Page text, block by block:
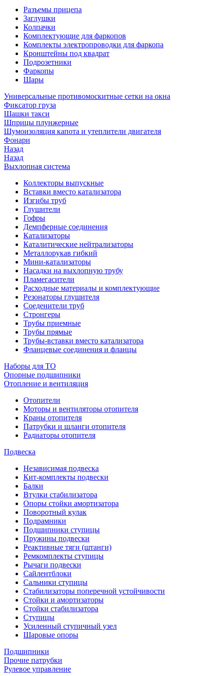
Разъемы прицепа
Заглушки
Колпачки
Комплектующие для фаркопов
Комплекты электропроводки для фаркопа
Кронштейны под квадрат
Подрозетники
Фаркопы
Шары
Универсальные противомоскитные сетки на окна
Фиксатор груза
Шашки такси
Шприцы плунжерные
Шумоизоляция капота и утеплители двигателя
Фонари
Назад
Назад
Выхлопная система
Коллекторы выпускные
Вставки вместо катализатора
Изгибы труб
Глушители
Гофры
Демпферные соединения
Катализаторы
Каталитические нейтрализаторы
Металлорукав гибкий
Мини-катализаторы
Насадки на выхлопную трубу
Пламегасители
Расходные материалы и комплектующие
Резонаторы глушителя
Соеденители труб
Стронгеры
Трубы приемные
Трубы прямые
Трубы-вставки вместо катализатора
Фланцевые соединения и фланцы
Наборы для ТО
Опорные подшипники
Отопление и вентиляция
Отопители
Моторы и вентиляторы отопителя
Краны отопителя
Патрубки и шланги отопителя
Радиаторы отопителя
Подвеска
Независимая подвеска
Кит-комплекты подвески
Балки
Втулки стабилизатора
Опоры стойки амортизатора
Поворотный кулак
Подрамники
Подшипники ступицы
Пружины подвески
Реактивные тяги (штанги)
Ремкомплекты ступицы
Рычаги подвески
Сайлентблоки
Сальники ступицы
Стабилизаторы поперечной устойчивости
Стойки и амортизаторы
Стойки стабилизатора
Ступицы
Усиленный ступичный узел
Шаровые опоры
Подшипники
Прочие патрубки
Рулевое управление